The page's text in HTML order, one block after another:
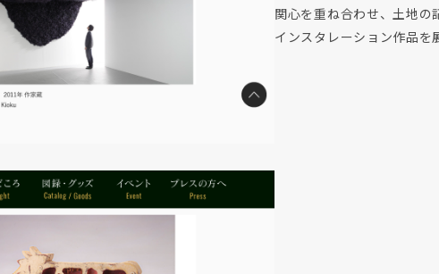
関心を重ね合わせ、土地の
インスタレーション作品を